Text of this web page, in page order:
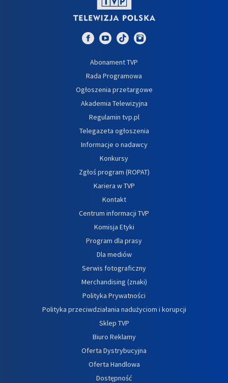
Abonament TVP
Rada Programowa
Ogłoszenia przetargowe
Akademia Telewizyjna
Regulamin tvp.pl
Telegazeta ogłoszenia
Informacje o nadawcy
Konkursy
Zgłoś program (ROPAT)
Kariera w TVP
Kontakt
Centrum informacji TVP
Komisja Etyki
Program dla prasy
Dla mediów
Serwis fotograficzny
Merchandising (znaki)
Polityka Prywatności
Polityka przeciwdziałania nadużyciom i korupcji
Sklep TVP
Biuro Reklamy
Oferta Dystrybucyjna
Oferta Handlowa
Dostępność